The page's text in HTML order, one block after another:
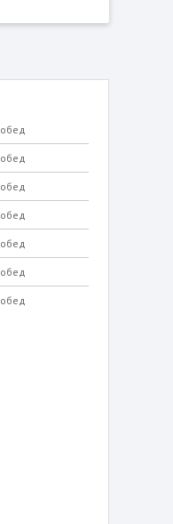
обед
обед
обед
обед
обед
обед
обед